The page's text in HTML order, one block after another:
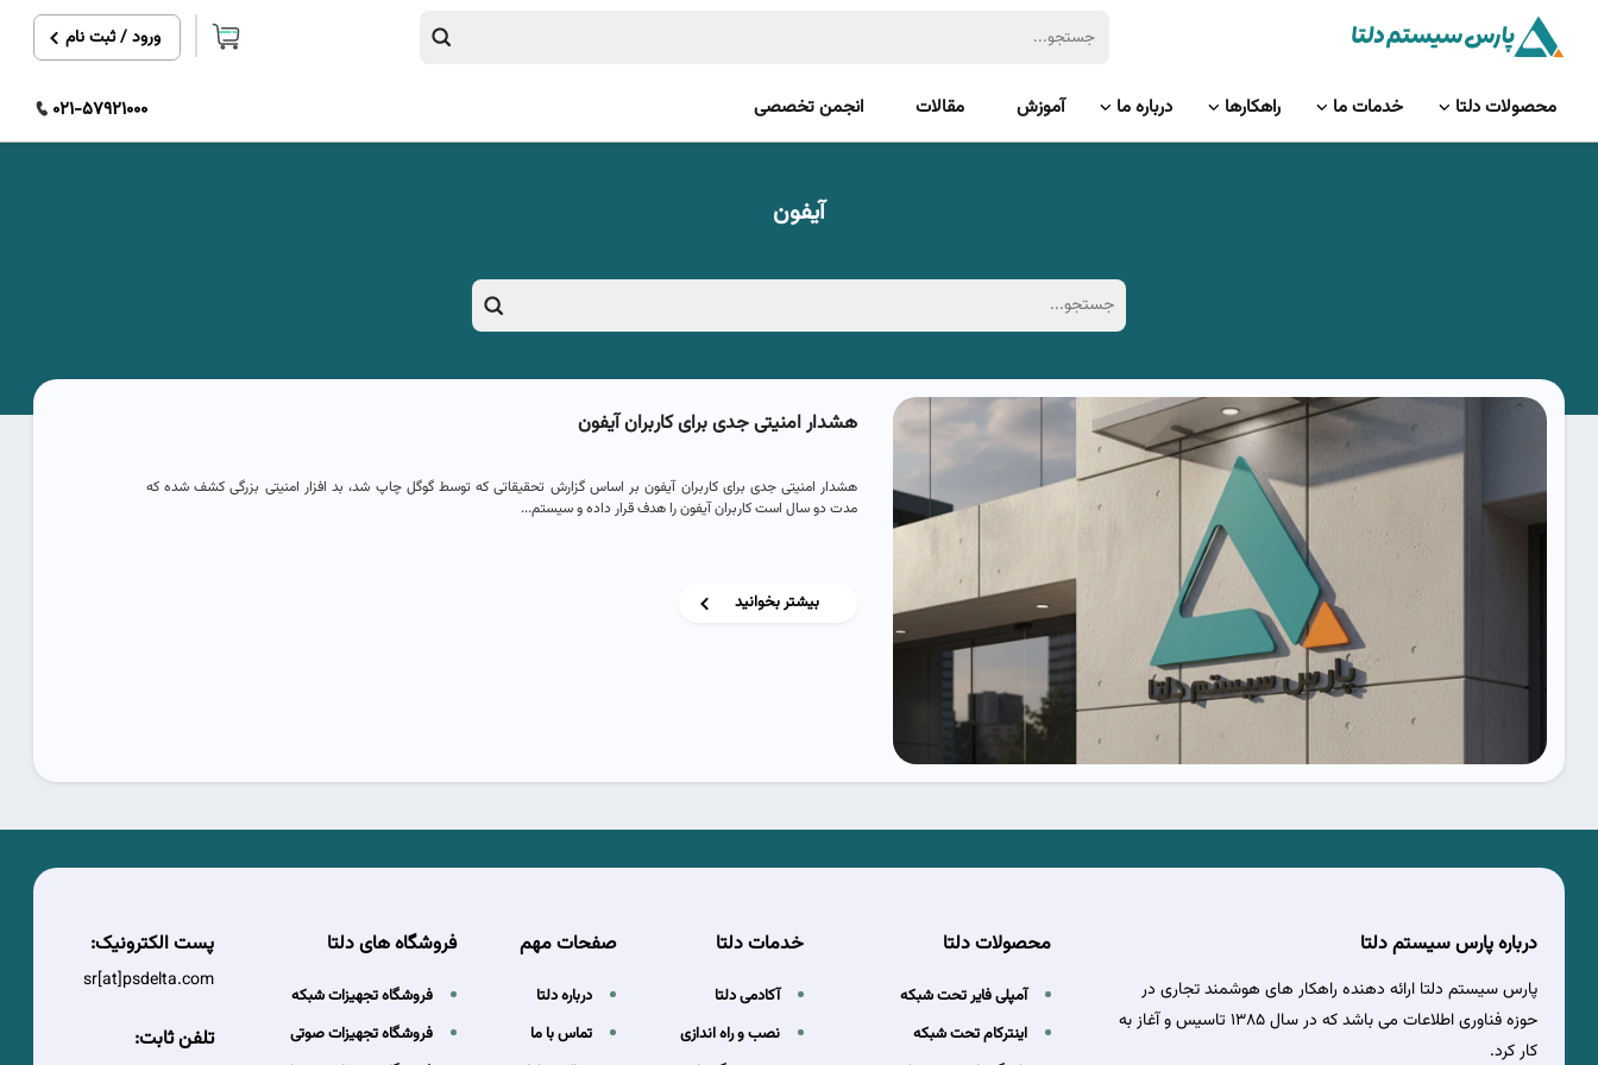
ورود / ثبت نام
محصولات دلتا خدمات ما راهکارها درباره ما آموزش مقالات انجمن تخصصی 021-57921000
آیفون
هشدار امنیتی جدی برای کاربران آیفون
هشدار امنیتی جدی برای کاربران آیفون بر اساس گزارش تحقیقاتی که توسط گوگل چاپ شد، بد افزار امنیتی بزرگی کشف شده که
مدت دو سال است کاربران آیفون را هدف قرار داده و سیستم...
بیشتر بخوانید
درباره پارس سیستم دلتا
پارس سیستم دلتا ارائه دهنده راهکار های هوشمند تجاری در
حوزه فناوری اطلاعات می باشد که در سال 1385 تاسیس و آغاز به
کار کرد.
محصولات دلتا
آمپلی فایر تحت شبکه
اینترکام تحت شبکه
خدمات دلتا
آکادمی دلتا
نصب و راه اندازی
صفحات مهم
درباره دلتا
تماس با ما
فروشگاه های دلتا
فروشگاه تجهیزات شبکه
فروشگاه تجهیزات صوتی
پست الکترونیک:
sr[at]psdelta.com
تلفن ثابت: